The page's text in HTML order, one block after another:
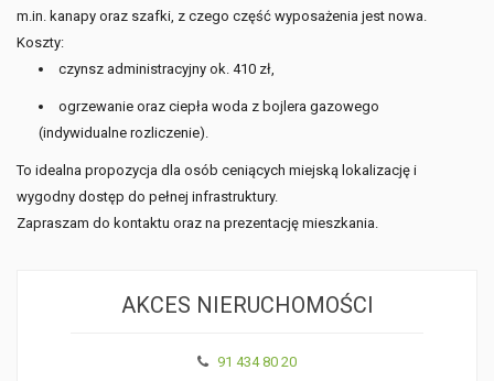
m.in. kanapy oraz szafki, z czego część wyposażenia jest nowa.
Koszty:
czynsz administracyjny ok. 410 zł,
ogrzewanie oraz ciepła woda z bojlera gazowego
(indywidualne rozliczenie).
To idealna propozycja dla osób ceniących miejską lokalizację i
wygodny dostęp do pełnej infrastruktury.
Zapraszam do kontaktu oraz na prezentację mieszkania.
AKCES NIERUCHOMOŚCI
91 434 80 20